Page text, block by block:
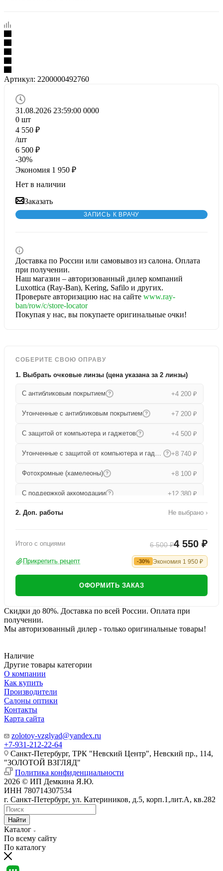
Артикул: 2200000492760
31.08.2026 23:59:00 0000
0 шт
4 550 ₽
/шт
6 500 ₽
-30%
Экономия 1 950 ₽
Нет в наличии
Заказать
ЗАПИСЬ К ВРАЧУ
Доставка по России или самовывоз из салона. Оплата
при получении.
Наш магазин – авторизованный дилер компаний
Luxottica (Ray-Ban), Kering, Safilo и других.
Проверьте авторизацию нас на сайте www.ray-
ban/row/c/store-locator
Покупая у нас, вы покупаете оригинальные очки!
СОБЕРИТЕ СВОЮ ОПРАВУ
1. Выбрать очковые линзы (цена указана за 2 линзы)
С антибликовым покрытием ? +4 200 ₽
Утонченные с антибликовым покрытием ? +7 200 ₽
С защитой от компьютера и гаджетов ? +4 500 ₽
Утонченные с защитой от компьютера и гаджетов ? +8 740 ₽
Фотохромные (хамелеоны) ? +8 100 ₽
С поддержкой аккомодации ? +12 380 ₽
Прогрессивные +15 680 ₽
2. Доп. работы
Не выбрано ›
Итого с опциями 6 500 ₽4 550 ₽
Прикрепить рецепт -30% Экономия 1 950 ₽
ОФОРМИТЬ ЗАКАЗ
Скидки до 80%. Доставка по всей России. Оплата при
получении.
Мы авторизованный дилер - только оригинальные товары!
Наличие
Другие товары категории
О компании
Как купить
Производители
Салоны оптики
Контакты
Карта сайта
zolotoy-vzglyad@yandex.ru
+7-931-212-22-64
Санкт-Петербург, ТРК "Невский Центр", Невский пр., 114,
"ЗОЛОТОЙ ВЗГЛЯД"
Политика конфиденциальности
2026 © ИП Демкина Я.Ю.
ИНН 780714307534
г. Санкт-Петербург, ул. Катериников, д.5, корп.1,лит.А, кв.282
Найти
Каталог
По всему сайту
По каталогу